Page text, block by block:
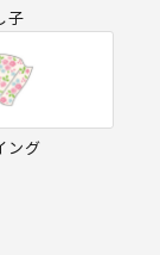
子
ング